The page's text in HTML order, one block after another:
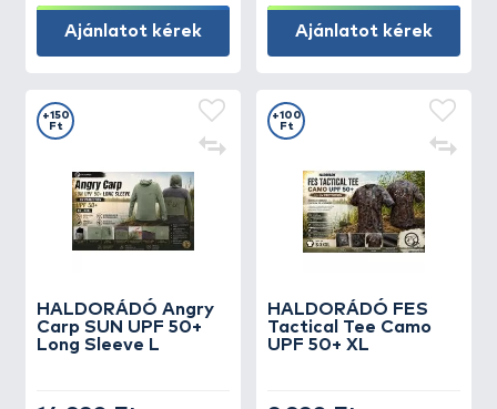
Ajánlatot kérek Ajánlatot kérek
HALDORÁDÓ Angry
Carp SUN UPF 50+
Long Sleeve L
+150
Ft
HALDORÁDÓ FES
Tactical Tee Camo
UPF 50+ XL
+100
Ft